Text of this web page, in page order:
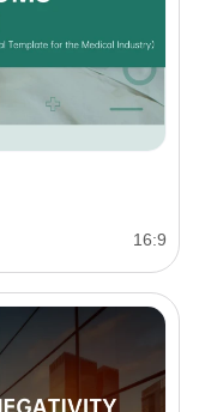
16:9